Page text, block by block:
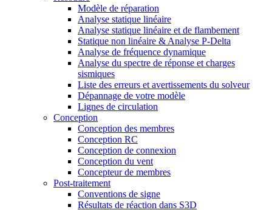
Modèle de réparation
Analyse statique linéaire
Analyse statique linéaire et de flambement
Statique non linéaire & Analyse P-Delta
Analyse de fréquence dynamique
Analyse du spectre de réponse et charges
sismiques
Liste des erreurs et avertissements du solveur
Dépannage de votre modèle
Lignes de circulation
Conception
Conception des membres
Conception RC
Conception de connexion
Conception du vent
Concepteur de membres
Post-traitement
Conventions de signe
Résultats de réaction dans S3D